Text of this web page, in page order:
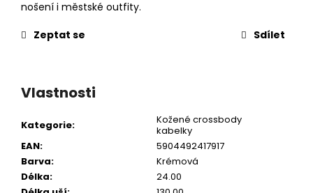
nošení i městské outfity.
Zeptat se
Sdílet
Vlastnosti
Kategorie:
Kožené crossbody
kabelky
EAN:
5904492417917
Barva:
Krémová
Délka:
24.00